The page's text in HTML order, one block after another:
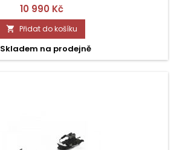
Cena
10 990 Kč
 Přidat do košíku
Skladem na prodejně